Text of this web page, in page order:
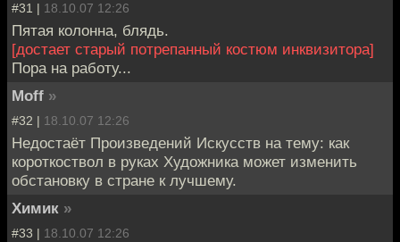
#31 | 18.10.07 12:26
Пятая колонна, блядь.
[достает старый потрепанный костюм инквизитора]
Пора на работу...
Moff »
#32 | 18.10.07 12:26
Недостаёт Произведений Искусств на тему: как
короткоствол в руках Художника может изменить
обстановку в стране к лучшему.
Химик »
#33 | 18.10.07 12:26